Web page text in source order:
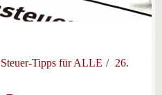
Steuer-Tipps für ALLE
26.